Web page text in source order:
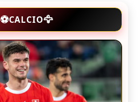
⚽CALCIO🦅